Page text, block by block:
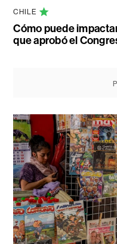
CHILE
Cómo puede
que aprobó el